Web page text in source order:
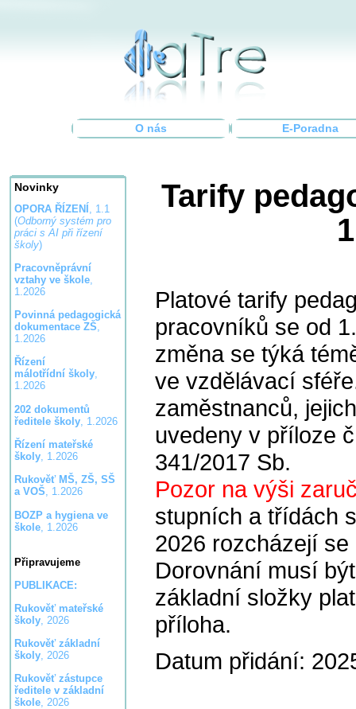
O nás E-Poradna
Novinky
OPORA ŘÍZENÍ , 1.1
(Odborný systém pro
práci s AI při řízení
školy)
Pracovněprávní
vztahy ve škole,
1.2026
Povinná pedagogická
dokumentace ZŠ,
1.2026
Řízení
málotřídní školy,
1.2026
202 dokumentů
ředitele školy, 1.2026
Řízení mateřské
školy, 1.2026
Rukověť MŠ, ZŠ, SŠ
a VOŠ, 1.2026
BOZP a hygiena ve
škole, 1.2026
Připravujeme
PUBLIKACE:
Rukověť mateřské
školy, 2026
Rukověť základní
školy, 2026
Rukověť zástupce
ředitele v základní
škole, 2026
Tarify
Platové tarify
pracovníků se od
změna se týká
ve vzdělávací
zaměstnanců,
uvedeny v příloze
341/2017 Sb.
Pozor na výši
stupních a třídách
2026 rozcházejí
Dorovnání musí
základní složky
příloha.
Datum přidání: